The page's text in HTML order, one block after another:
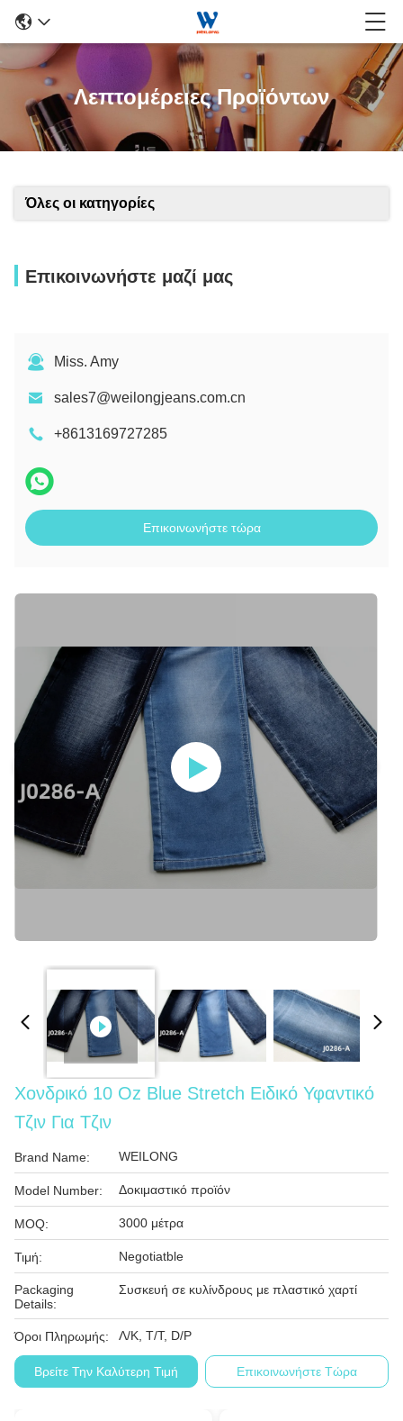
Λεπτομέρειες Προϊόντων
Όλες οι κατηγορίες
Επικοινωνήστε μαζί μας
Miss. Amy
sales7@weilongjeans.com.cn
+8613169727285
Επικοινωνήστε τώρα
Χονδρικό 10 Oz Blue Stretch Ειδικό Υφαντικό
Τζιν Για Τζιν
Brand Name: WEILONG
Model Number: Δοκιμαστικό προϊόν
MOQ: 3000 μέτρα
Τιμή: Negotiatble
Packaging
Details:
Συσκευή σε κυλίνδρους με πλαστικό χαρτί
Όροι Πληρωμής: Λ/Κ, Τ/Τ, D/P
Βρείτε Την Καλύτερη Τιμή Επικοινωνήστε Τώρα